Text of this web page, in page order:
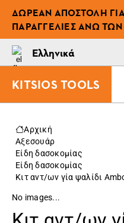
ΔΩΡΕΆΝ ΑΠΟΣΤΟΛΉ
ΠΑΡΑΓΓΕΛΊΕΣ ΆΝΩ ΤΩΝ
Ελληνικά
KITSIOS TOOLS
Αρχική
Αξεσουάρ
Είδη δασοκομίας
Είδη δασοκομίας
Κιτ αντ/ων γία ψαλίδι
No images...